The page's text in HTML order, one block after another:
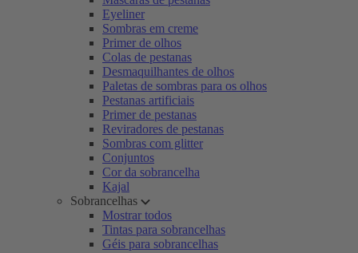
Eyeliner
Sombras em creme
Primer de olhos
Colas de pestanas
Desmaquilhantes de olhos
Paletas de sombras para os olhos
Pestanas artificiais
Primer de pestanas
Reviradores de pestanas
Sombras com glitter
Conjuntos
Cor da sobrancelha
Kajal
Sobrancelhas
Mostrar todos
Tintas para sobrancelhas
Géis para sobrancelhas